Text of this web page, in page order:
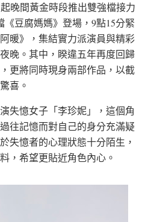
晚間黃金時段推出雙強檔接力
豆腐媽媽》登場，9點15分緊
暖》，集結實力派演員與精彩
晚。其中，睽違五年再度回歸
更將同時現身兩部作品，以截
喜。
失憶女子「李珍妮」，這個角
往記憶而對自己的身分充滿疑
失憶者的心理狀態十分陌生，
，希望更貼近角色內心。